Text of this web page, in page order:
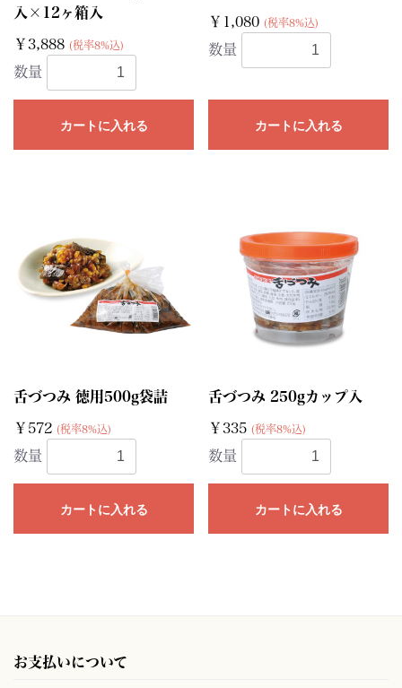
入×12ヶ箱入
￥3,888 (税率8%込)
数量
カートに入れる
￥1,080 (税率8%込)
数量
カートに入れる
舌づつみ 徳用500g袋詰
￥572 (税率8%込)
数量
カートに入れる
舌づつみ 250gカップ入
￥335 (税率8%込)
数量
カートに入れる
お支払いについて